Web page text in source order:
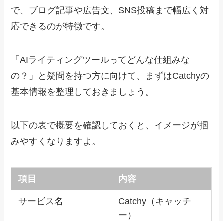
で、ブログ記事や広告文、SNS投稿まで幅広く対
応できるのが特徴です。
「AIライティングツールってどんな仕組みな
の？」と疑問を持つ方に向けて、まずはCatchyの
基本情報を整理しておきましょう。
以下の表で概要を確認しておくと、イメージが掴
みやすくなりますよ。
項目 内容
サービス名
Catchy（キャッチ
ー）